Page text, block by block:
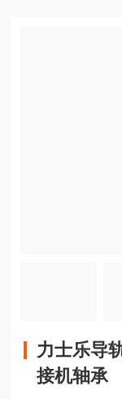
力士乐导
接机轴承